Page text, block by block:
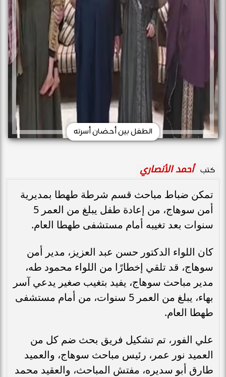
الطفل بين أحضان أسرته
كتب أحمد الأنصاري
تمكن ضباط مباحث قسم شرطة طهطا بمديرية
أمن سوهاج، من إعادة طفل يبلغ من العمر 5
سنوات بعد تغيبه أمام مستشفى طهطا العام.
كان اللواء الدكتور حسن عبد العزيز، مدير أمن
سوهاج، قد تلقي إخطارًا من اللواء محمود طه،
مدير مباحث سوهاج، يفيد بتغيب صغير يدعي آسر
بهاء، يبلغ من العمر 5 سنوات، من أمام مستشفى
طهطا العام.
علي الفور، تم تشكيل فريق بحث ضم كل من
العميد نور عمر، رئيس مباحث سوهاج، والعميد
طارق أبو سديره، مفتش المباحث، والعقيد محمد